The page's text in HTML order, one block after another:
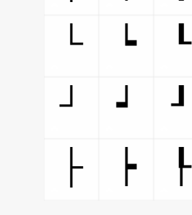
└
┕ ┖
┘
┙ ┚
├
┝ ┞